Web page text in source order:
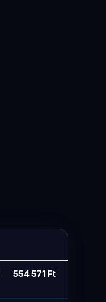
554 571 Ft